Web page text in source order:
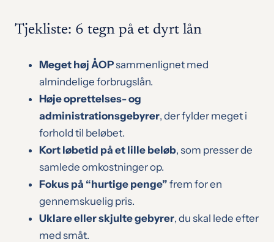
Tjekliste: 6 tegn på et dyrt lån
Meget høj ÅOPsammenlignet med
almindelige forbrugslån.
Høje oprettelses- og
administrationsgebyrer, der fylder meget i
forhold til beløbet.
Kort løbetid på et lille beløb, som presser de
samlede omkostninger op.
Fokus på “hurtige penge” frem for en
gennemskuelig pris.
Uklare eller skjulte gebyrer, du skal lede efter
med småt.